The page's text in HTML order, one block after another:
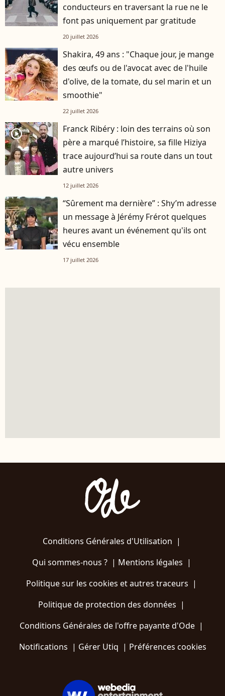
conducteurs en traversant la rue ne le
font pas uniquement par gratitude
20 juillet 2026
Shakira, 49 ans : "Chaque jour, je mange
des œufs ou de l'avocat avec de l'huile
d'olive, de la tomate, du sel marin et un
smoothie"
22 juillet 2026
player2
Franck Ribéry : loin des terrains où son
père a marqué l’histoire, sa fille Hiziya
trace aujourd’hui sa route dans un tout
autre univers
12 juillet 2026
“Sûrement ma dernière” : Shy’m adresse
un message à Jérémy Frérot quelques
heures avant un événement qu'ils ont
vécu ensemble
17 juillet 2026
Conditions Générales d'Utilisation |
Qui sommes-nous ?| Mentions légales |
Politique sur les cookies et autres traceurs |
Politique de protection des données |
Conditions Générales de l'offre payante d'Ode |
Notifications | Gérer Utiq | Préférences cookies